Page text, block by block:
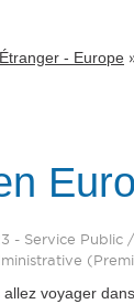
Étranger - Europe
- Service Public
voyager dans